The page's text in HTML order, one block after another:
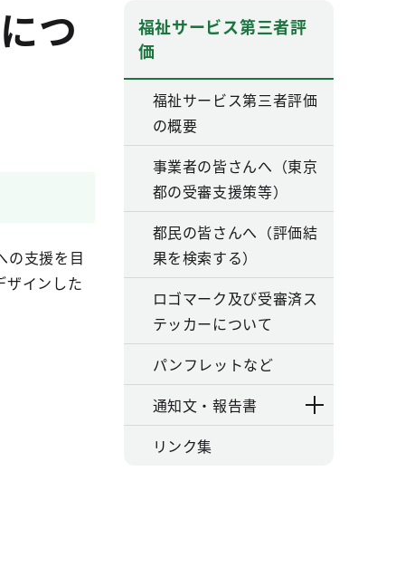
つ
の支援を目
ザインした
福祉サービス第三者評
価
福祉サービス第三者評価
の概要
事業者の皆さんへ（東京
都の受審支援策等）
都民の皆さんへ（評価結
果を検索する）
ロゴマーク及び受審済ス
テッカーについて
パンフレットなど
通知文・報告書
リンク集